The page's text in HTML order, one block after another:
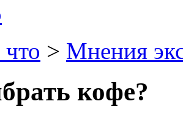
> Мнения
кофе?